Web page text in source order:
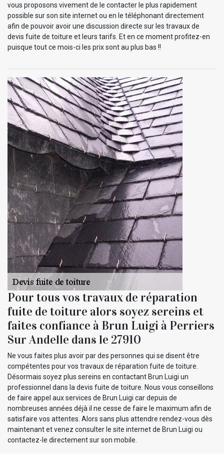
vous proposons vivement de le contacter le plus rapidement
possible sur son site internet ou en le téléphonant directement
afin de pouvoir avoir une discussion directe sur les travaux de
devis fuite de toiture et leurs tarifs. Et en ce moment profitez-en
puisque tout ce mois-ci les prix sont au plus bas !!
Pour tous vos travaux de réparation
fuite de toiture alors soyez sereins et
faites confiance à Brun Luigi à Perriers
Sur Andelle dans le 27910
Ne vous faites plus avoir par des personnes qui se disent être
compétentes pour vos travaux de réparation fuite de toiture.
Désormais soyez plus sereins en contactant Brun Luigi un
professionnel dans la devis fuite de toiture. Nous vous conseillons
de faire appel aux services de Brun Luigi car depuis de
nombreuses années déjà il ne cesse de faire le maximum afin de
satisfaire vos attentes. Alors sans plus attendre rendez-vous dès
maintenant et venez consulter le site internet de Brun Luigi ou
contactez-le directement sur son mobile.